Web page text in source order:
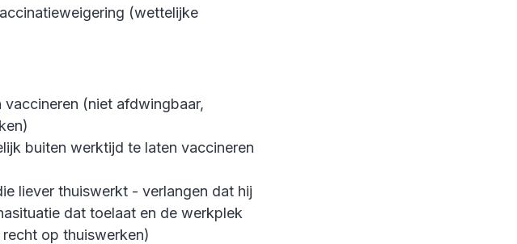
(wettelijke
(niet afdwingbaar,
buiten werktijd te laten vaccineren
liever thuiswerkt - verlangen dat hij
dat toelaat en de werkplek
op thuiswerken)